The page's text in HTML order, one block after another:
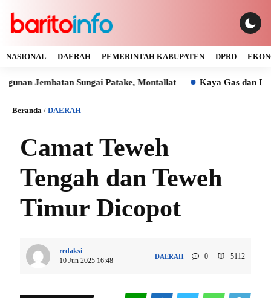
NASIONAL DAERAH PEMERINTAH KABUPATEN DPRD
Sungai Patake, Montallat Kaya Gas dan Batu
Beranda / DAERAH
Camat Teweh
Tengah dan Teweh
Timur Dicopot
redaksi
10 Jun 2025 16:48
DAERAH 0 5112